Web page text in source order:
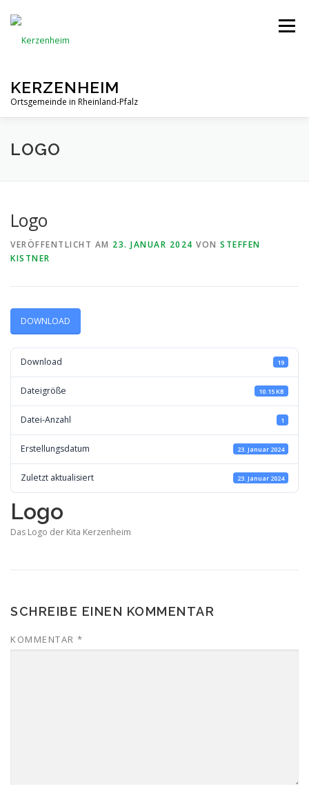
Inhalt
KERZENHEIM
Ortsgemeinde in Rheinland-Pfalz
Menü
NEUIGKEITEN
GALERIE KONTAKT
LOGO
Logo
VERÖFFENTLICHT AM 23. JANUAR 2024 VON STEFFEN
KISTNER
DOWNLOAD
Download 19
Dateigröße 10.15 KB
Datei-Anzahl 1
Erstellungsdatum 23. Januar 2024
Zuletzt aktualisiert 23. Januar 2024
Logo
Das Logo der Kita Kerzenheim
SCHREIBE EINEN KOMMENTAR
KOMMENTAR *